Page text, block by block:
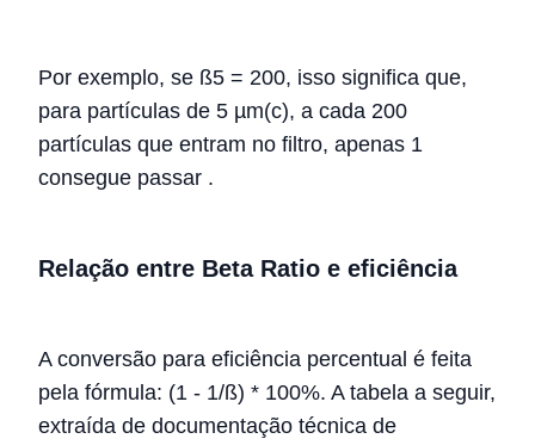
Por exemplo, se ß5 = 200, isso significa que,
para partículas de 5 µm(c), a cada 200
partículas que entram no filtro, apenas 1
consegue passar .
Relação entre Beta Ratio e eficiência
A conversão para eficiência percentual é feita
pela fórmula: (1 - 1/ß) * 100%. A tabela a seguir,
extraída de documentação técnica de